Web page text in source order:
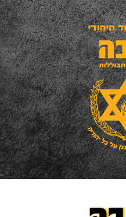
ALL RIGHTS RESERVED |